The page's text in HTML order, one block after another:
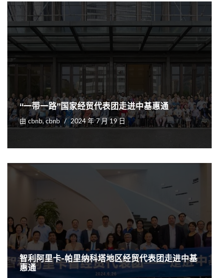
“一带一路”国家经贸代表团走进中基惠通
由cbnb, cbnb 2024 年 7 月 19 日
智利阿里卡-帕里纳科塔地区经贸代表团走进中基
惠通